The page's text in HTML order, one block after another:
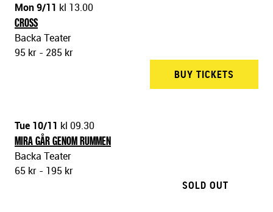
Mon 9/11 kl 13.00
CROSS
Backa Teater
95 kr - 285 kr
BUY TICKETS
Tue 10/11 kl 09.30
MIRA GÅR GENOM RUMMEN
Backa Teater
65 kr - 195 kr
SOLD OUT